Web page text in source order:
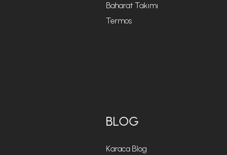
Baharat Takımı
Termos
BLOG
Karaca Blog